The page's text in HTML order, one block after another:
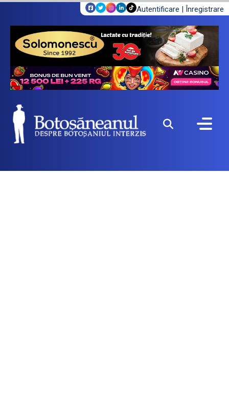
Autentificare | Înregistrare